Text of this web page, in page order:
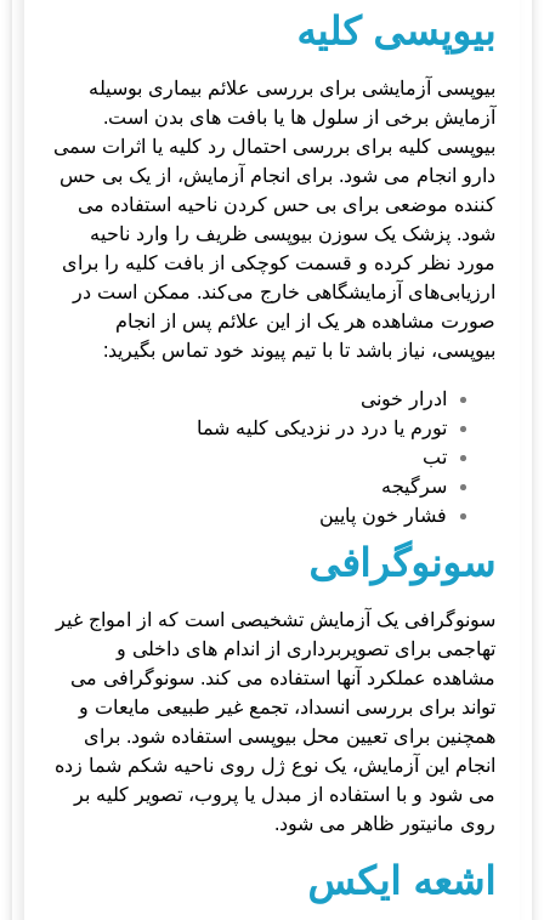
بیوپسی کلیه
بیوپسی آزمایشی برای بررسی علائم بیماری بوسیله
آزمایش برخی از سلول ها یا بافت های بدن است.
بیوپسی کلیه برای بررسی احتمال رد کلیه یا اثرات سمی
دارو انجام می شود. برای انجام آزمایش، از یک بی حس
کننده موضعی برای بی حس کردن ناحیه استفاده می
شود. پزشک یک سوزن بیوپسی ظریف را وارد ناحیه
مورد نظر کرده و قسمت کوچکی از بافت کلیه را برای
ارزیابی‌های آزمایشگاهی خارج می‌کند. ممکن است در
صورت مشاهده هر یک از این علائم پس از انجام
بیوپسی، نیاز باشد تا با تیم پیوند خود تماس بگیرید:
ادرار خونی
تورم یا درد در نزدیکی کلیه شما
تب
سرگیجه
فشار خون پایین
سونوگرافی
سونوگرافی یک آزمایش تشخیصی است که از امواج غیر
تهاجمی برای تصویربرداری از اندام های داخلی و
مشاهده عملکرد آنها استفاده می کند. سونوگرافی می
تواند برای بررسی انسداد، تجمع غیر طبیعی مایعات و
همچنین برای تعیین محل بیوپسی استفاده شود. برای
انجام این آزمایش، یک نوع ژل روی ناحیه شکم شما زده
می شود و با استفاده از مبدل یا پروب، تصویر کلیه بر
روی مانیتور ظاهر می شود.
اشعه ایکس